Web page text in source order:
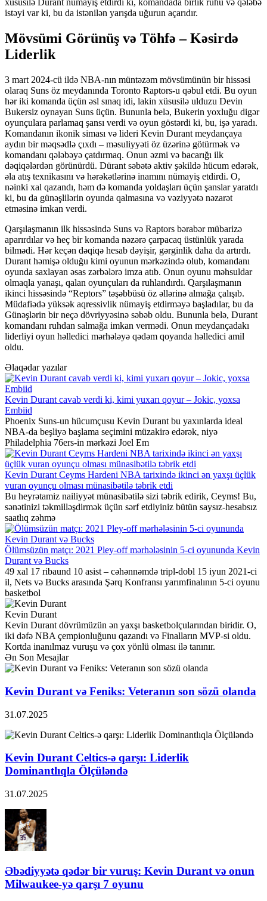
xüsusilə Dürant nümayiş etdirdi ki, komandada birlik ruhu və qələbə
istəyi var ki, bu da istənilən yarışda uğurun açarıdır.
Mövsümi Görünüş və Töhfə – Kəsirdə
Liderlik
3 mart 2024-cü ildə NBA-nın müntəzəm mövsümünün bir hissəsi
olaraq Suns öz meydanında Toronto Raptors-u qəbul etdi. Bu oyun
hər iki komanda üçün əsl sınaq idi, lakin xüsusilə ulduzu Devin
Bukersiz oynayan Suns üçün. Bununla belə, Bukerin yoxluğu digər
oyunçulara parlamaq şansı verdi və oyun göstərdi ki, bu, işə yaradı.
Komandanın ikonik siması və lideri Kevin Durant meydançaya
aydın bir məqsədlə çıxdı – məsuliyyəti öz üzərinə götürmək və
komandanı qələbəyə çatdırmaq. Onun əzmi və bacarığı ilk
dəqiqələrdən görünürdü. Dürant səbətə aktiv şəkildə hücum edərək,
əla atış texnikasını və hərəkətlərinə inamını nümayiş etdirdi. O,
nəinki xal qazandı, həm də komanda yoldaşları üçün şanslar yaratdı
ki, bu da günəşlilərin oyunda qalmasına və vəziyyətə nəzarət
etməsinə imkan verdi.
Qarşılaşmanın ilk hissəsində Suns və Raptors bərabər mübarizə
aparırdılar və heç bir komanda nəzərə çarpacaq üstünlük yarada
bilmədi. Hər keçən dəqiqə hesab dəyişir, gərginlik daha da artırdı.
Durant həmişə olduğu kimi oyunun mərkəzində olub, komandanı
oyunda saxlayan əsas zərbələrə imza atıb. Onun oyunu məhsuldar
olmaqla yanaşı, qalan oyunçuları da ruhlandırdı. Qarşılaşmanın
ikinci hissəsində “Reptors” təşəbbüsü öz əllərinə almağa çalışıb.
Müdafiədə yüksək aqressivlik nümayiş etdirməyə başladılar, bu da
Günəşlərin bir neçə dövriyyəsinə səbəb oldu. Bununla belə, Durant
komandanı ruhdan salmağa imkan vermədi. Onun meydançadakı
liderliyi oyun həlledici mərhələyə qədəm qoyanda həlledici amil
oldu.
Əlaqədar yazılar
Kevin Durant cavab verdi ki, kimi yuxarı qoyur – Jokic, yoxsa
Embiid
Phoenix Suns-un hücumçusu Kevin Durant bu yaxınlarda ideal
NBA-da beşliyə başlama seçimini müzakirə edərək, niyə
Philadelphia 76ers-in mərkəzi Joel Em
Kevin Durant Ceyms Hardeni NBA tarixində ikinci ən yaxşı üçlük
vuran oyunçu olması münasibətilə təbrik etdi
Bu heyrətamiz nailiyyət münasibətilə sizi təbrik edirik, Ceyms! Bu,
sənətinizi təkmilləşdirmək üçün sərf etdiyiniz bütün saysız-hesabsız
saatlıq zəhmə
Ölümsüzün matçı: 2021 Pley-off mərhələsinin 5-ci oyununda Kevin
Durant və Bucks
49 xal 17 ribaund 10 asist – cəhənnəmdə tripl-dobl 15 iyun 2021-ci
il, Nets və Bucks arasında Şərq Konfransı yarımfinalının 5-ci oyunu
basketbol
Kevin Durant
Kevin Durant dövrümüzün ən yaxşı basketbolçularından biridir. O,
iki dəfə NBA çempionluğunu qazandı və Finalların MVP-si oldu.
Kortda inanılmaz vuruşu və çox yönlü olması ilə tanınır.
Ən Son Mesajlar
Kevin Durant və Feniks: Veteranın son sözü olanda
31.07.2025
Kevin Durant Celtics-ə qarşı: Liderlik
Dominantlıqla Ölçüləndə
31.07.2025
Əbədiyyətə qədər bir vuruş: Kevin Durant və onun
Milwaukee-yə qarşı 7 oyunu